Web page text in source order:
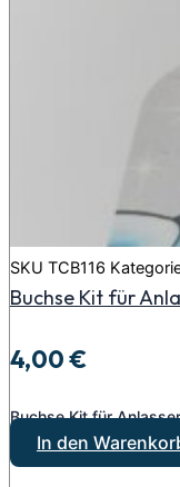
SKU TCB116
Buchse Kit für
4,00€
Buchse Kit für
In den